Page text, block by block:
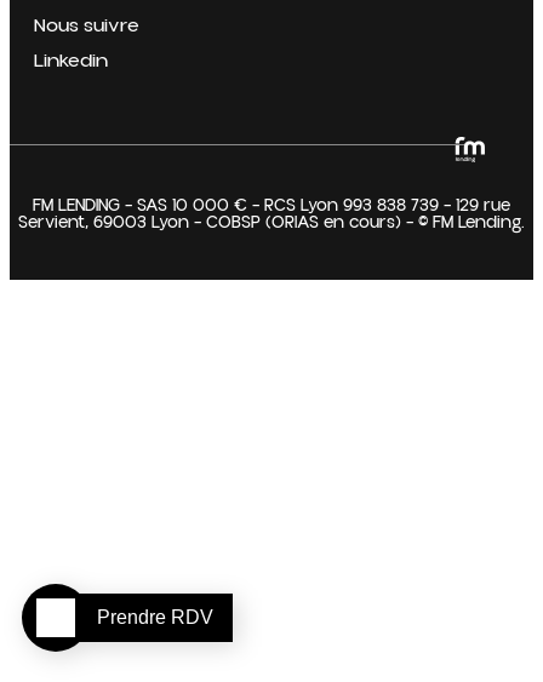
Nous suivre
Linkedin
FM LENDING – SAS 10 000 € – RCS Lyon 993 838 739 – 129 rue
Servient, 69003 Lyon – COBSP (ORIAS en cours) – © FM Lending.
Prendre RDV